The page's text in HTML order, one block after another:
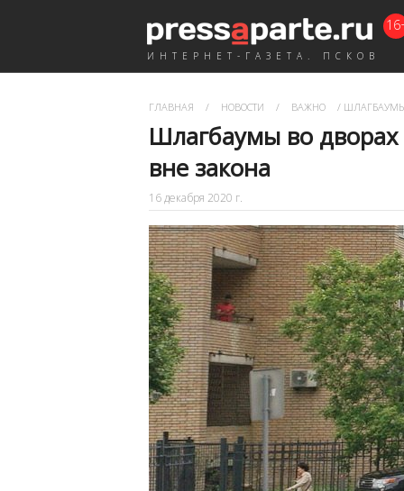
ИНТЕРНЕТ-ГАЗЕТА. ПСКОВ
ГЛАВНАЯ / НОВОСТИ / ВАЖНО / ШЛАГБАУМЫ
Шлагбаумы во дворах
вне закона
16 декабря 2020 г.